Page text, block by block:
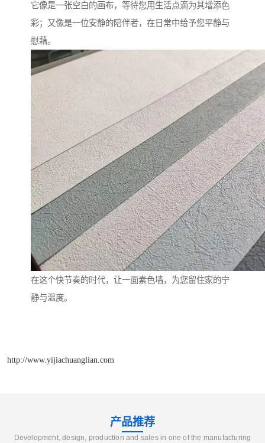
它像是一张空白的画布，等待您用生活点滴为其增添色
彩；又像是一位安静的陪伴者，在日常中给予您平静与
慰藉。
在这个快节奏的时代，让一面素色墙，为您留住家的宁
静与温度。
http://www.yijiachuanglian.com
产品推荐
Development, design, production and sales in one of the manufacturing